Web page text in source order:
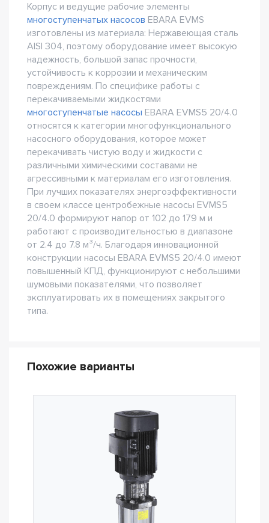
Корпус и ведущие рабочие элементы
многоступенчатых насосов EBARA EVMS
изготовлены из материала: Нержавеющая сталь
AISI 304, поэтому оборудование имеет высокую
надежность, большой запас прочности,
устойчивость к коррозии и механическим
повреждениям. По специфике работы с
перекачиваемыми жидкостями
многоступенчатые насосы EBARA EVMS5 20/4.0
относятся к категории многофункционального
насосного оборудования, которое может
перекачивать чистую воду и жидкости с
различными химическими составами не
агрессивными к материалам его изготовления.
При лучших показателях энергоэффективности
в своем классе центробежные насосы EVMS5
20/4.0 формируют напор от 102 до 179 м и
работают с производительностью в диапазоне
от 2.4 до 7.8 м³/ч. Благодаря инновационной
конструкции насосы EBARA EVMS5 20/4.0 имеют
повышенный КПД, функционируют с небольшими
шумовыми показателями, что позволяет
эксплуатировать их в помещениях закрытого
типа.
Похожие варианты